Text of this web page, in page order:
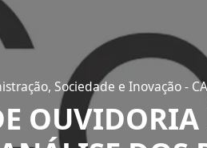
Sociedade e Inovação -